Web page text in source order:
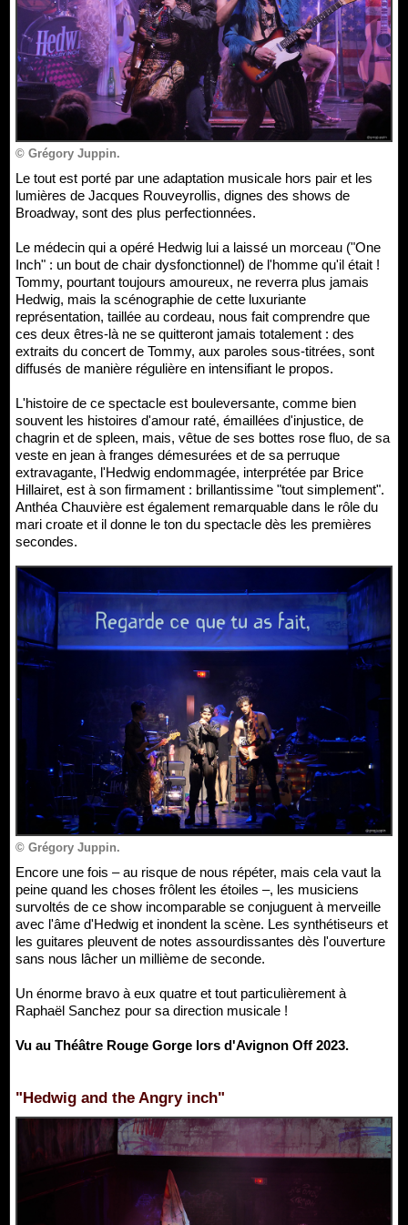
© Grégory Juppin.
Le tout est porté par une adaptation musicale hors pair et les
lumières de Jacques Rouveyrollis, dignes des shows de
Broadway, sont des plus perfectionnées.
Le médecin qui a opéré Hedwig lui a laissé un morceau ("One
Inch" : un bout de chair dysfonctionnel) de l'homme qu'il était !
Tommy, pourtant toujours amoureux, ne reverra plus jamais
Hedwig, mais la scénographie de cette luxuriante
représentation, taillée au cordeau, nous fait comprendre que
ces deux êtres-là ne se quitteront jamais totalement : des
extraits du concert de Tommy, aux paroles sous-titrées, sont
diffusés de manière régulière en intensifiant le propos.
L'histoire de ce spectacle est bouleversante, comme bien
souvent les histoires d'amour raté, émaillées d'injustice, de
chagrin et de spleen, mais, vêtue de ses bottes rose fluo, de sa
veste en jean à franges démesurées et de sa perruque
extravagante, l'Hedwig endommagée, interprétée par Brice
Hillairet, est à son firmament : brillantissime "tout simplement".
Anthéa Chauvière est également remarquable dans le rôle du
mari croate et il donne le ton du spectacle dès les premières
secondes.
© Grégory Juppin.
Encore une fois – au risque de nous répéter, mais cela vaut la
peine quand les choses frôlent les étoiles –, les musiciens
survoltés de ce show incomparable se conjuguent à merveille
avec l'âme d'Hedwig et inondent la scène. Les synthétiseurs et
les guitares pleuvent de notes assourdissantes dès l'ouverture
sans nous lâcher un millième de seconde.
Un énorme bravo à eux quatre et tout particulièrement à
Raphaël Sanchez pour sa direction musicale !
Vu au Théâtre Rouge Gorge lors d'Avignon Off 2023.
"Hedwig and the Angry inch"